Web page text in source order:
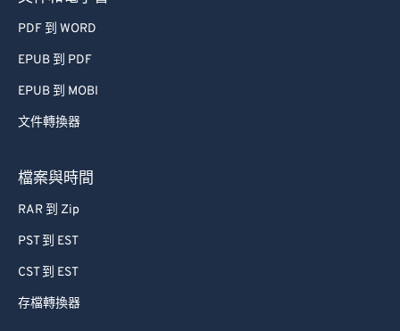
PDF 到 WORD
EPUB 到 PDF
EPUB 到 MOBI
文件轉換器
檔案與時間
RAR 到 Zip
PST 到 EST
CST 到 EST
存檔轉換器